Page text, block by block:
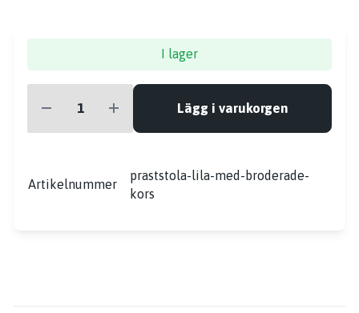
I lager
Lägg i varukorgen
Artikelnummer
praststola-lila-med-broderade-
kors